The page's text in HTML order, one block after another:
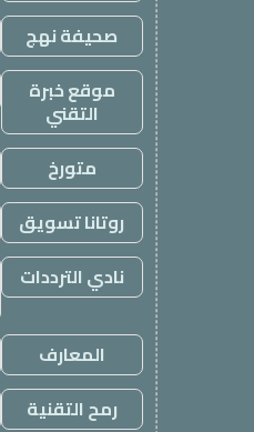
صحيفة نهج
موقع خبرة
التقني
متورخ
روتانا تسويق
نادي الترددات
المعارف
رمح التقنية